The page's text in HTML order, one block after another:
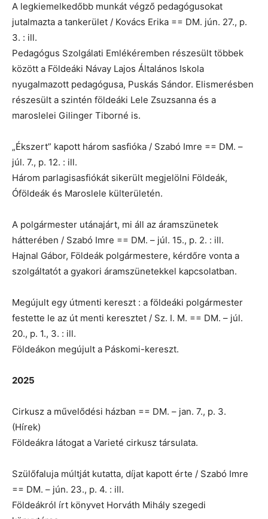
A legkiemelkedőbb munkát végző pedagógusokat
jutalmazta a tankerület / Kovács Erika == DM. jún. 27., p.
3. : ill.
Pedagógus Szolgálati Emlékéremben részesült többek
között a Földeáki Návay Lajos Általános Iskola
nyugalmazott pedagógusa, Puskás Sándor. Elismerésben
részesült a szintén földeáki Lele Zsuzsanna és a
maroslelei Gilinger Tiborné is.
„Ékszert” kapott három sasfióka / Szabó Imre == DM. –
júl. 7., p. 12. : ill.
Három parlagisasfiókát sikerült megjelölni Földeák,
Óföldeák és Maroslele külterületén.
A polgármester utánajárt, mi áll az áramszünetek
hátterében / Szabó Imre == DM. – júl. 15., p. 2. : ill.
Hajnal Gábor, Földeák polgármestere, kérdőre vonta a
szolgáltatót a gyakori áramszünetekkel kapcsolatban.
Megújult egy útmenti kereszt : a földeáki polgármester
festette le az út menti keresztet / Sz. I. M. == DM. – júl.
20., p. 1., 3. : ill.
Földeákon megújult a Páskomi-kereszt.
2025
Cirkusz a művelődési házban == DM. – jan. 7., p. 3.
(Hírek)
Földeákra látogat a Varieté cirkusz társulata.
Szülőfaluja múltját kutatta, díjat kapott érte / Szabó Imre
== DM. – jún. 23., p. 4. : ill.
Földeákról írt könyvet Horváth Mihály szegedi